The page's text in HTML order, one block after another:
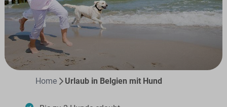
Home Urlaub in Belgien mit Hund